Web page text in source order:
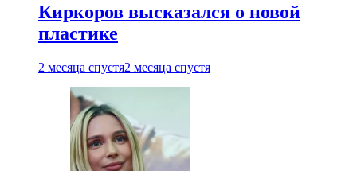
Киркоров высказался о новой
пластике
2 месяца спустя2 месяца спустя